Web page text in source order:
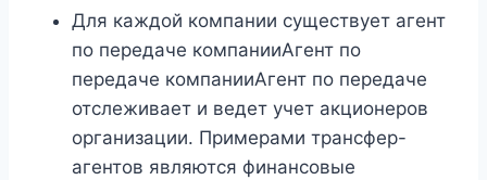
Для каждой компании существует агент
по передаче компанииАгент по
передаче компанииАгент по передаче
отслеживает и ведет учет акционеров
организации. Примерами трансфер-
агентов являются финансовые